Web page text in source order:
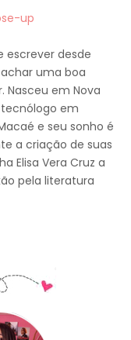
escrever desde
uma boa
Nasceu em Nova
em
e seu sonho é
a criação de suas
Elisa Vera Cruz a
pela literatura